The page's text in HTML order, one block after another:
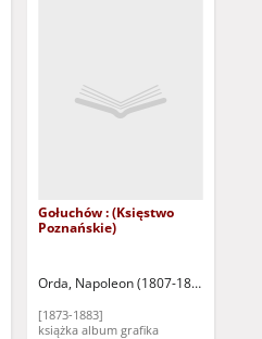
Warszawa: Zakład Litograficzny M.
Gołuchów : (Księstwo
Poznańskie)
Orda, Napoleon (1807-1893)
[1873-1883]
książka album grafika